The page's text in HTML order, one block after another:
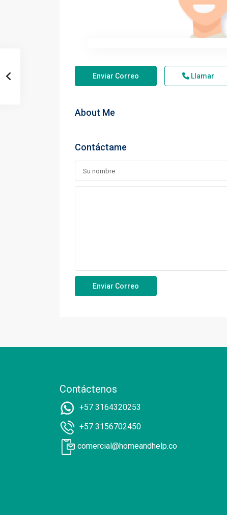
Enviar Correo Llamar
About Me
Contáctame
Contáctenos
+57 3164320253
+57 3156702450
comercial@homeandhelp.co